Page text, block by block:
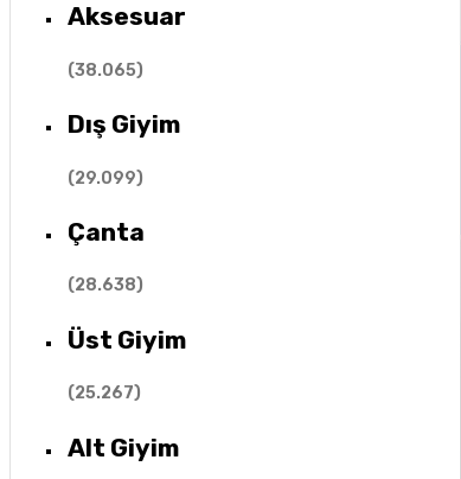
Aksesuar
(38.065)
Dış Giyim
(29.099)
Çanta
(28.638)
Üst Giyim
(25.267)
Alt Giyim